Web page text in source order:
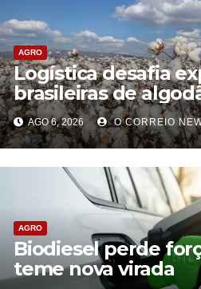
AGRO
Logística desafia
brasileiras de
AGO 6, 2026 O CORREIO
AGRO
Biodiesel perde
teme nova virada